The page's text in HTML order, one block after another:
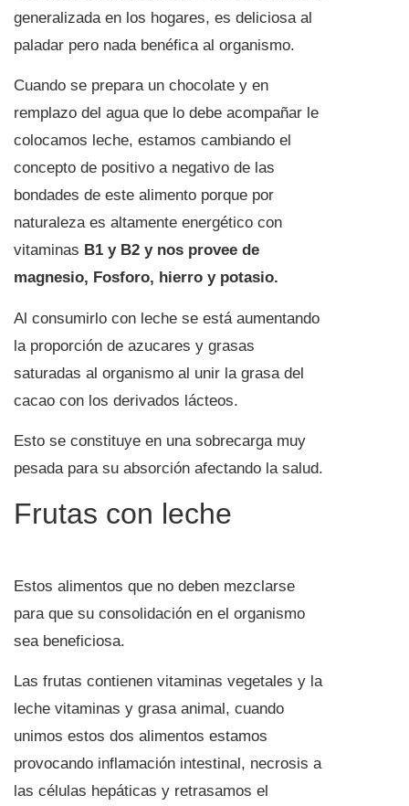
generalizada en los hogares, es deliciosa al
paladar pero nada benéfica al organismo.
Cuando se prepara un chocolate y en
remplazo del agua que lo debe acompañar le
colocamos leche, estamos cambiando el
concepto de positivo a negativo de las
bondades de este alimento porque por
naturaleza es altamente energético con
vitaminas B1 y B2 y nos provee de
magnesio, Fosforo, hierro y potasio.
Al consumirlo con leche se está aumentando
la proporción de azucares y grasas
saturadas al organismo al unir la grasa del
cacao con los derivados lácteos.
Esto se constituye en una sobrecarga muy
pesada para su absorción afectando la salud.
Frutas con leche
Estos alimentos que no deben mezclarse
para que su consolidación en el organismo
sea beneficiosa.
Las frutas contienen vitaminas vegetales y la
leche vitaminas y grasa animal, cuando
unimos estos dos alimentos estamos
provocando inflamación intestinal, necrosis a
las células hepáticas y retrasamos el